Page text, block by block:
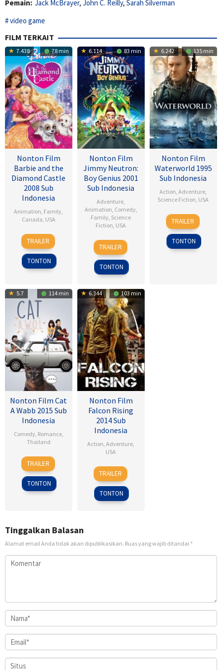
Pemain: Jack McBrayer, John C. Reilly, Sarah Silverman
video game
FILM TERKAIT
7.438 78 min
Nonton Film
Barbie and the
Diamond Castle
2008 Sub
Indonesia
Animation, Family,
Canada, USA
3
Sep
2008
Gino
Nichele
TRAILER
TONTON
6.114 83 min
Nonton Film
Jimmy Neutron:
Boy Genius 2001
Sub Indonesia
Adventure,
Animation, Comedy,
Family, Science
Fiction, USA
14
Dec
2001
John
A.
Davis
TRAILER
TONTON
6.242 135 min
Nonton Film
Waterworld 1995
Sub Indonesia
Action,Adventure,
Science Fiction, USA
28
Jul
1995
Kevin
Reynolds
TRAILER
TONTON
5.7 114 min
Nonton Film Cat
A Wabb 2015 Sub
Indonesia
Comedy, Romance,
Thailand
4
Mar
2015
Nareubadee
Wetchakam
TRAILER
TONTON
6.344 103 min
Nonton Film
Falcon Rising
2014 Sub
Indonesia
Action,Adventure,
USA
5
Sep
2014
Ernie
Barbarash
TRAILER
TONTON
Tinggalkan Balasan
Alamat email Anda tidak akan dipublikasikan. Ruas yang wajib ditandai *